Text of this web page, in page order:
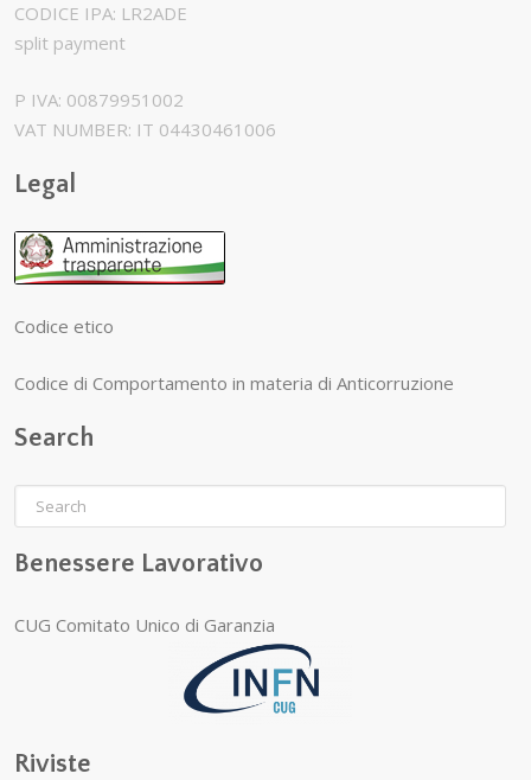
CODICE IPA: LR2ADE
split payment
P IVA: 00879951002
VAT NUMBER: IT 04430461006
Legal
Codice etico
Codice di Comportamento in materia di Anticorruzione
Search
Benessere Lavorativo
CUG Comitato Unico di Garanzia
Riviste